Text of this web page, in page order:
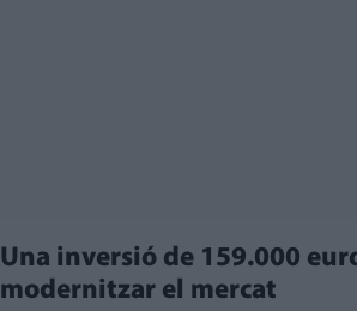
Una inversió de 159.000
modernitzar el mercat